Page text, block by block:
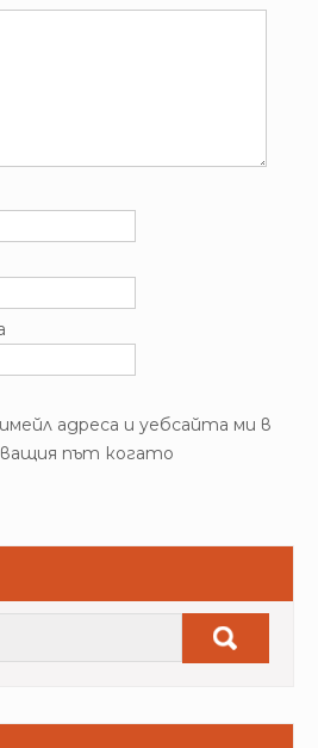
адреса и уебсайта ми в
път когато